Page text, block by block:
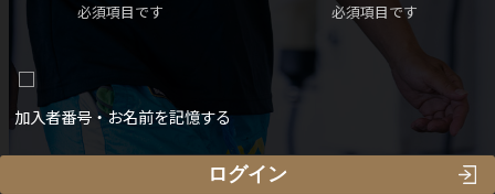
必須項目です 必須項目です
加入者番号・お名前を記憶する
今年もやって来た、全国47都道府県代表による熱